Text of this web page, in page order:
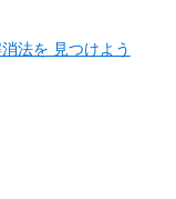
法を 見つけよう